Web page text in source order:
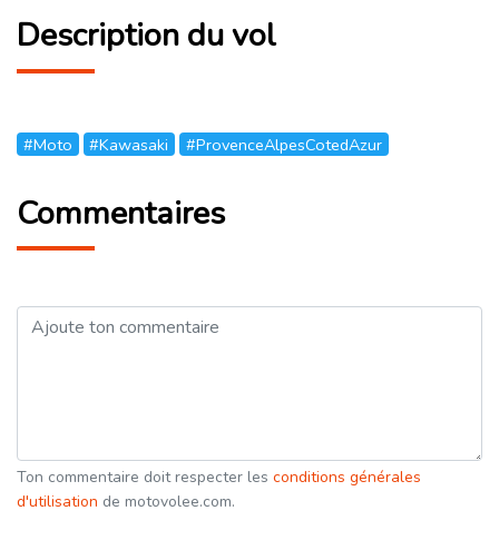
Description du vol
#Moto #Kawasaki #ProvenceAlpesCotedAzur
Commentaires
Ton commentaire doit respecter les conditions générales
d'utilisation de motovolee.com.